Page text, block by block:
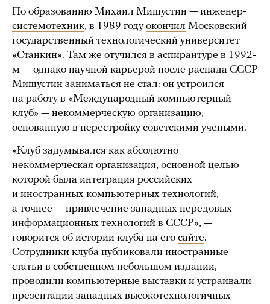
По образованию Михаил Мишустин — инженер-
системотехник, в 1989 годуокончил Московский
государственный технологический университет
«Станкин». Там же отучился в аспирантуре в 1992-
м — однако научной карьерой после распада СССР
Мишустин заниматься не стал: он устроился
на работу в «Международный компьютерный
клуб» — некоммерческую организацию,
основанную в перестройку советскими учеными.
«Клуб задумывался как абсолютно
некоммерческая организация, основной целью
которой была интеграция российских
и иностранных компьютерных технологий,
а точнее — привлечение западных передовых
информационных технологий в СССР», —
говорится об истории клуба на его сайте.
Сотрудники клуба публиковали иностранные
статьи в собственном небольшом издании,
проводили компьютерные выставки и устраивали
презентации западных высокотехнологичных